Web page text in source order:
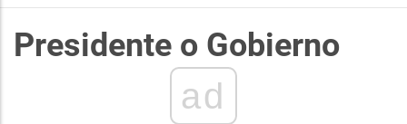
Presidente o Gobierno
ad